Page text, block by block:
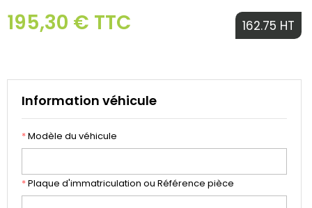
195,30 € TTC 162.75 HT
Information véhicule
*Modèle du véhicule
*Plaque d'immatriculation ou Référence pièce